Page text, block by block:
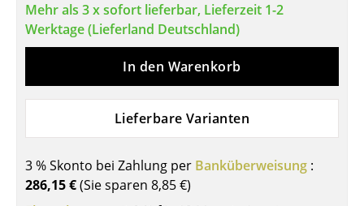
Esstische
Couchtische
Schreibtische
Konferenztische
Mehr als 3 x sofort lieferbar, Lieferzeit 1-2
Werktage (Lieferland Deutschland)
In den Warenkorb
Lieferbare Varianten
3 % Skonto bei Zahlung per Banküberweisung :
286,15 €(Sie sparen 8,85 €)